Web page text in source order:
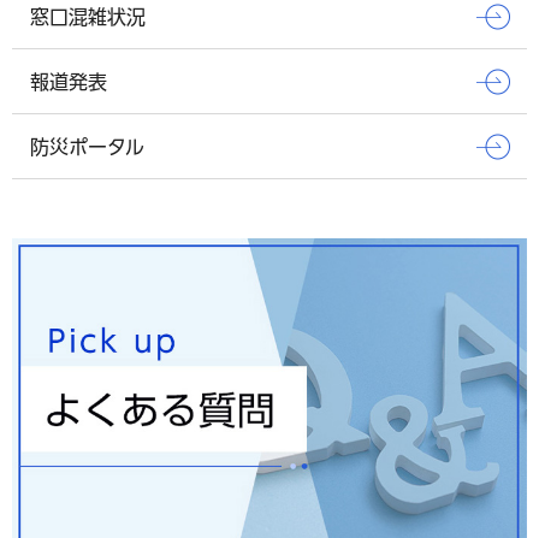
窓口混雑状況
報道発表
防災ポータル